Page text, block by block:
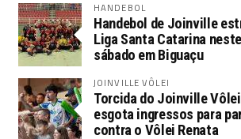
HANDEBOL
Handebol de Joinville
Liga Santa Catarina neste
sábado em Biguaçu
JOINVILLE VÔLEI
Torcida do Joinville Vôlei
esgota ingressos para
contra o Vôlei Renata